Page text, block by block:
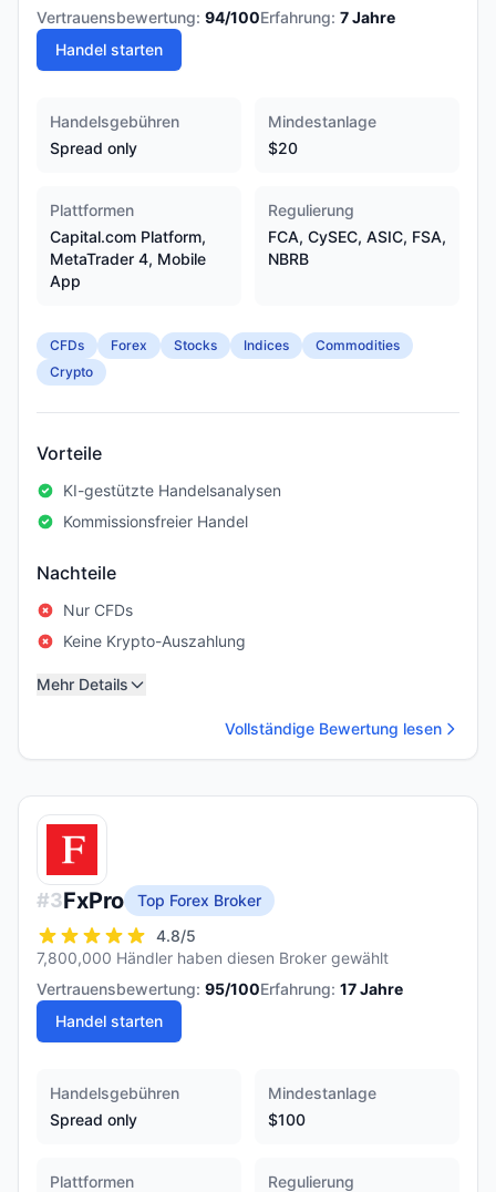
Vertrauensbewertung: 94/100Erfahrung: 7Jahre
Handel starten
Handelsgebühren
Spread only
Mindestanlage
$20
Plattformen
Capital.com Platform,
MetaTrader 4, Mobile
App
Regulierung
FCA, CySEC, ASIC, FSA,
NBRB
CFDs Forex Stocks Indices
Commodities
Crypto
Vorteile
KI-gestützte Handelsanalysen
Kommissionsfreier Handel
Nachteile
Nur CFDs
Keine Krypto-Auszahlung
Mehr Details
Vollständige Bewertung lesen
#3FxPro
Top Forex Broker
4.8/5
7,800,000 Händler haben diesen Broker gewählt
Vertrauensbewertung: 95/100Erfahrung: 17Jahre
Handel starten
Handelsgebühren
Spread only
Mindestanlage
$100
Plattformen Regulierung